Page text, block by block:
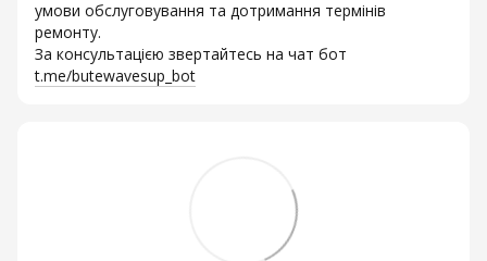
умови обслуговування та дотримання термінів
ремонту.
За консультацією звертайтесь на чат бот
t.me/butewavesup_bot